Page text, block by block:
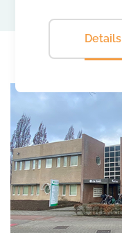
Details